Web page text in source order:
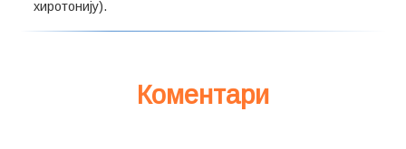
хиротонију).
Коментари